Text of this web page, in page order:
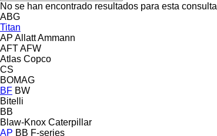
No se han encontrado resultados para esta consulta
ABG
Titan
AP AllattAmmann
AFTAFW
Atlas Copco
CS
BOMAG
BF BW
Bitelli
BB
Blaw-Knox Caterpillar
AP BB F-series